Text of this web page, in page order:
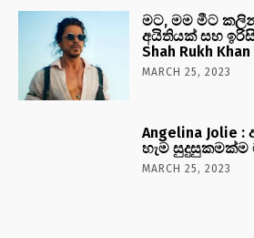
මට, මම මීට
අයිතියක් සහ
Shah Rukh Khan
MARCH 25, 2023
Angelina
හැම සුදුසුකමක්ම
MARCH 25, 2023